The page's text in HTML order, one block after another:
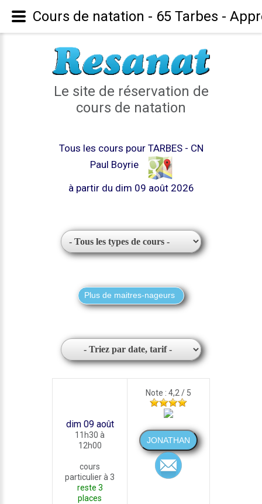
Le site de réservation de
cours de natation
Tous les cours pour TARBES - CN
Paul Boyrie
à partir du dim 09 août 2026
dim 09 août
11h30 à
12h00
cours
particulier à 3
reste 3
places
Note : 4,2 / 5
Cours de natation - 65 Tarbes -